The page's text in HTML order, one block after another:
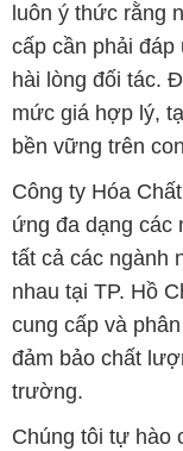
luôn ý thức rằng
cấp cần phải
hài lòng đối tác.
mức giá hợp lý,
bền vững trên
Công ty Hóa
ứng đa dạng các
tất cả các ngành
nhau tại TP. Hồ
cung cấp và
đảm bảo chất
trường.
Chúng tôi tự hào